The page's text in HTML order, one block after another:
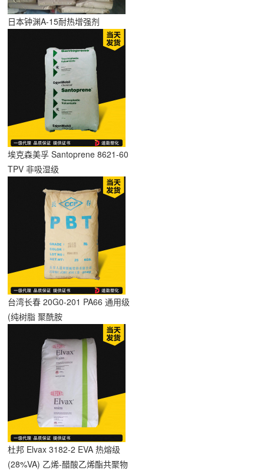
日本钟渊A-15耐热增强剂
埃克森美孚 Santoprene 8621-60
TPV 非吸湿级
台湾长春 20G0-201 PA66 通用级
(纯树脂 聚酰胺
杜邦 Elvax 3182-2 EVA 热熔级
(28%VA) 乙烯-醋酸乙烯酯共聚物